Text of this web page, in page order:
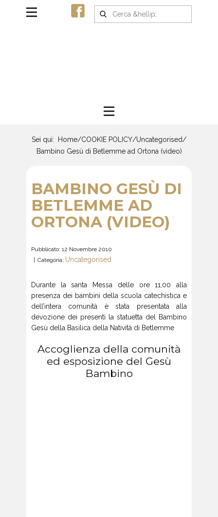
Sei qui: Home/COOKIE POLICY/Uncategorised/
Bambino Gesù di Betlemme ad Ortona (video)
BAMBINO GESÙ DI
BETLEMME AD
ORTONA (VIDEO)
Pubblicato: 12 Novembre 2010
Categoria: Uncategorised
Durante la santa Messa delle ore 11,00 alla
presenza dei bambini della scuola catechistica e
dell’intera comunità è stata presentata alla
devozione dei presenti la statuetta del Bambino
Gesù della Basilica della Natività di Betlemme
Accoglienza della comunità
ed esposizione del Gesù
Bambino